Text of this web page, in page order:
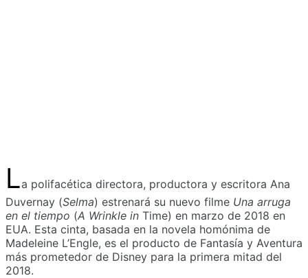
La polifacética directora, productora y escritora Ana
Duvernay (Selma) estrenará su nuevo filme Una arruga
en el tiempo (A Wrinkle in Time) en marzo de 2018 en
EUA. Esta cinta, basada en la novela homónima de
Madeleine L’Engle, es el producto de Fantasía y Aventura
más prometedor de Disney para la primera mitad del
2018.